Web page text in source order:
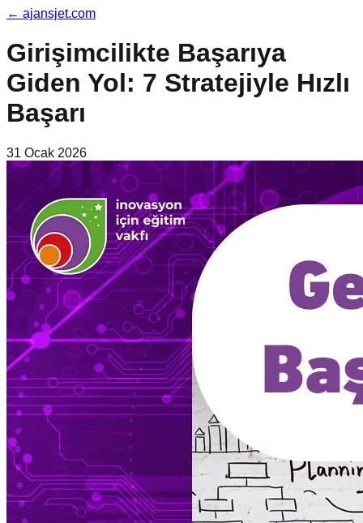
← ajansjet.com
Girişimcilikte Başarıya
Giden Yol: 7 Stratejiyle Hızlı
Başarı
31 Ocak 2026